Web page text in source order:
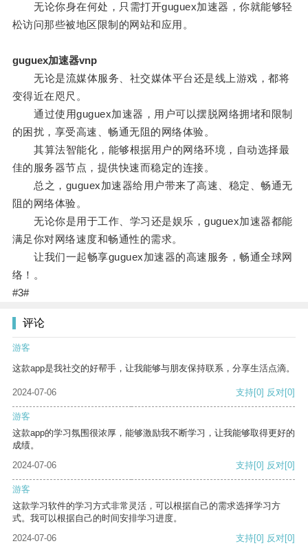
无论你身在何处，只需打开guguex加速器，你就能够轻
松访问那些被地区限制的网站和应用。
guguex加速器vnp
无论是流媒体服务、社交媒体平台还是线上游戏，都将
变得近在咫尺。
通过使用guguex加速器，用户可以摆脱网络拥堵和限制
的困扰，享受高速、畅通无阻的网络体验。
其算法智能化，能够根据用户的网络环境，自动选择最
佳的服务器节点，提供快速而稳定的连接。
总之，guguex加速器给用户带来了高速、稳定、畅通无
阻的网络体验。
无论你是用于工作、学习还是娱乐，guguex加速器都能
满足你对网络速度和畅通性的需求。
让我们一起畅享guguex加速器的高速服务，畅通全球网
络！。
#3#
评论
游客
这款app是我社交的好帮手，让我能够与朋友保持联系，分享生活点滴。
2024-07-06 支持[0] 反对[0]
游客
这款app的学习氛围很浓厚，能够激励我不断学习，让我能够取得更好的
成绩。
2024-07-06
支持[0] 反对[0]
游客
这款学习软件的学习方式非常灵活，可以根据自己的需求选择学习方
式。我可以根据自己的时间安排学习进度。
2024-07-06
支持[0] 反对[0]